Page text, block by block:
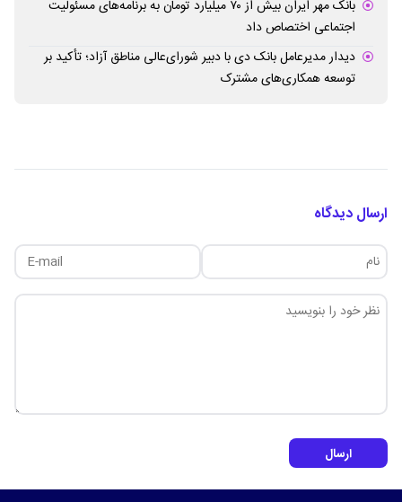
بانک مهر ایران بیش از ۷۰ میلیارد تومان به برنامه‌های مسئولیت
اجتماعی اختصاص داد
دیدار مدیرعامل بانک دی با دبیر شورای‌عالی مناطق آزاد؛ تأکید بر
توسعه همکاری‌های مشترک
ارسال دیدگاه
ارسال